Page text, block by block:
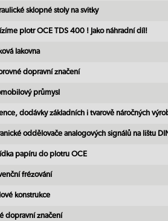
sklopné stoly na svitky
plotr OCE TDS 400 ! Jako náhradní díl!
lakovna
dopravní značení
průmysl
dodávky základních i tvarově náročných
oddělovače analogových signálů na lištu
papíru do plotru OCE
frézování
konstrukce
dopravní značení